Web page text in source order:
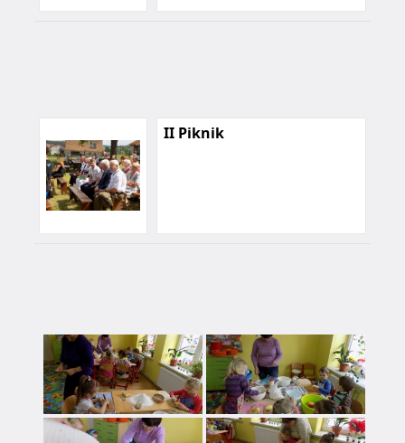
II Piknik